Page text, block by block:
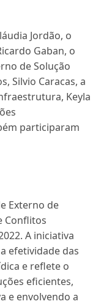
Jordão, o
Gaban, o
de Solução
Silvio Caracas, a
Keyla
participaram
Externo de
Conflitos
A iniciativa
efetividade das
e reflete o
eficientes,
e envolvendo a